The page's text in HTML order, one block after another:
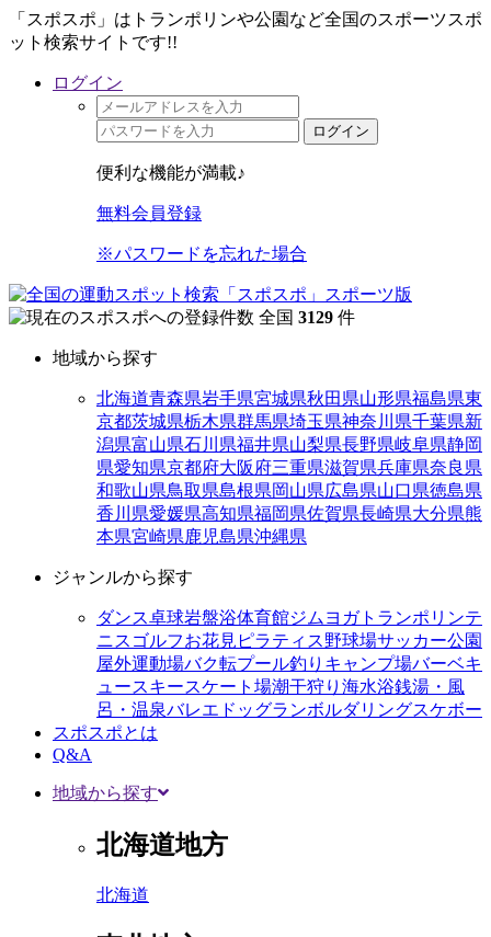
「スポスポ」はトランポリンや公園など全国のスポーツスポ
ット検索サイトです!!
ログイン
ログイン
便利な機能が満載♪
無料会員登録
※パスワードを忘れた場合
全国 3129 件
地域から探す
北海道青森県岩手県宮城県秋田県山形県福島県東
京都茨城県栃木県群馬県埼玉県神奈川県千葉県新
潟県富山県石川県福井県山梨県長野県岐阜県静岡
県愛知県京都府大阪府三重県滋賀県兵庫県奈良県
和歌山県鳥取県島根県岡山県広島県山口県徳島県
香川県愛媛県高知県福岡県佐賀県長崎県大分県熊
本県宮崎県鹿児島県沖縄県
ジャンルから探す
ダンス卓球岩盤浴体育館ジム ヨガトランポリンテ
ニス ゴルフお花見 ピラティス野球場サッカー公園
屋外運動場バク転プール釣り キャンプ場バーベキ
ュースキースケート場潮干狩り 海水浴銭湯・風
呂・温泉バレエ ドッグランボルダリングスケボー
スポスポとは
Q&A
地域から探す
北海道地方
北海道